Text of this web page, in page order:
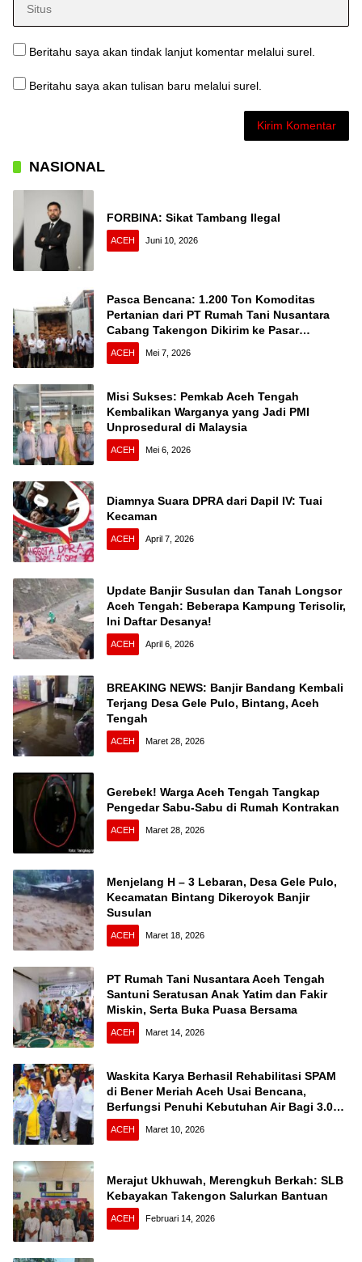
Beritahu saya akan tindak lanjut komentar melalui surel.
Beritahu saya akan tulisan baru melalui surel.
NASIONAL
FORBINA: Sikat Tambang Ilegal
ACEH Juni 10, 2026
Pasca Bencana: 1.200 Ton Komoditas
Pertanian dari PT Rumah Tani Nusantara
Cabang Takengon Dikirim ke Pasar
Nasional
ACEH Mei 7, 2026
Misi Sukses: Pemkab Aceh Tengah
Kembalikan Warganya yang Jadi PMI
Unprosedural di Malaysia
ACEH Mei 6, 2026
Diamnya Suara DPRA dari Dapil IV: Tuai
Kecaman
ACEH April 7, 2026
Update Banjir Susulan dan Tanah Longsor
Aceh Tengah: Beberapa Kampung Terisolir,
Ini Daftar Desanya!
ACEH April 6, 2026
BREAKING NEWS: Banjir Bandang Kembali
Terjang Desa Gele Pulo, Bintang, Aceh
Tengah
ACEH Maret 28, 2026
Gerebek! Warga Aceh Tengah Tangkap
Pengedar Sabu-Sabu di Rumah Kontrakan
ACEH Maret 28, 2026
Menjelang H – 3 Lebaran, Desa Gele Pulo,
Kecamatan Bintang Dikeroyok Banjir
Susulan
ACEH Maret 18, 2026
PT Rumah Tani Nusantara Aceh Tengah
Santuni Seratusan Anak Yatim dan Fakir
Miskin, Serta Buka Puasa Bersama
ACEH Maret 14, 2026
Waskita Karya Berhasil Rehabilitasi SPAM
di Bener Meriah Aceh Usai Bencana,
Berfungsi Penuhi Kebutuhan Air Bagi 3.000
KK
ACEH Maret 10, 2026
Merajut Ukhuwah, Merengkuh Berkah: SLB
Kebayakan Takengon Salurkan Bantuan
ACEH Februari 14, 2026